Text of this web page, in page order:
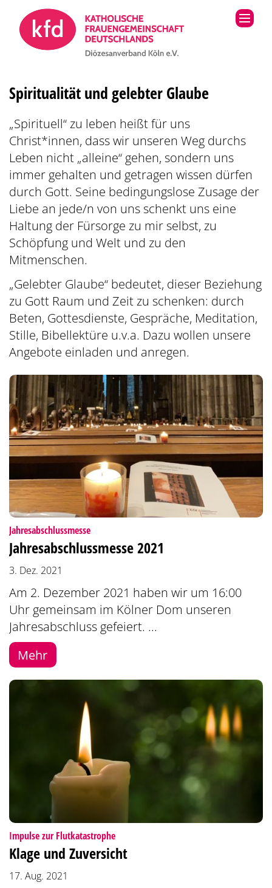
Zum Inhalt springen
Spiritualität und gelebter Glaube
„Spirituell“ zu leben heißt für uns
Christ*innen, dass wir unseren Weg durchs
Leben nicht „alleine“ gehen, sondern uns
immer gehalten und getragen wissen dürfen
durch Gott. Seine bedingungslose Zusage der
Liebe an jede/n von uns schenkt uns eine
Haltung der Fürsorge zu mir selbst, zu
Schöpfung und Welt und zu den
Mitmenschen.
„Gelebter Glaube“ bedeutet, dieser Beziehung
zu Gott Raum und Zeit zu schenken: durch
Beten, Gottesdienste, Gespräche, Meditation,
Stille, Bibellektüre u.v.a. Dazu wollen unsere
Angebote einladen und anregen.
Jahresabschlussmesse:
Jahresabschlussmesse 2021
3. Dez. 2021
Am 2. Dezember 2021 haben wir um 16:00
Uhr gemeinsam im Kölner Dom unseren
Jahresabschluss gefeiert. ...
Mehr
Impulse zur Flutkatastrophe:
Klage und Zuversicht
17. Aug. 2021